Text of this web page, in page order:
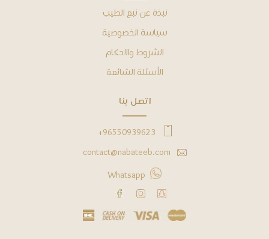
ﻧﺒﺬﺓ ﻋﻦ نبع الطيب
ﺳﻴﺎﺳﺔ ﺍﻟﺨﺼﻮﺻﻴﺔ
ﺍﻟﺸﺮﻭﻁ ﻭﺍﻻﺣﻜﺎﻡ
ﺍﻷﺳﺌﻠﺔ ﺍﻟﺸﺎﺋﻌﺔ
ﺍﺗﺼﻞ ﺑﻨﺎ
96550939623+
contact@nabateeb.com
Whatsapp